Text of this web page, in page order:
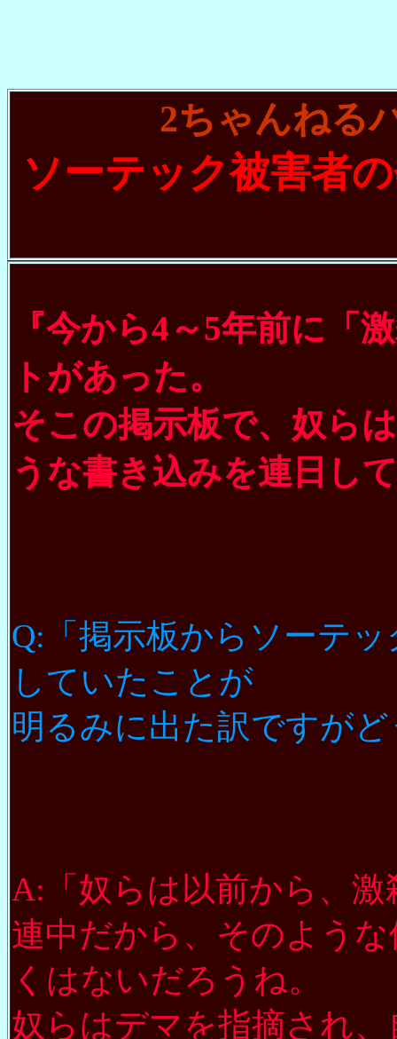
2ちゃんねる
ソーテック被害者
『今から4～5年前に「
トがあった。
そこの掲示板で、奴ら
うな書き込みを連日し
Q:「掲示板からソーテ
していたことが
明るみに出た訳ですが
A:「奴らは以前から、
連中だから、そのよう
くはないだろうね。
奴らはデマを指摘され